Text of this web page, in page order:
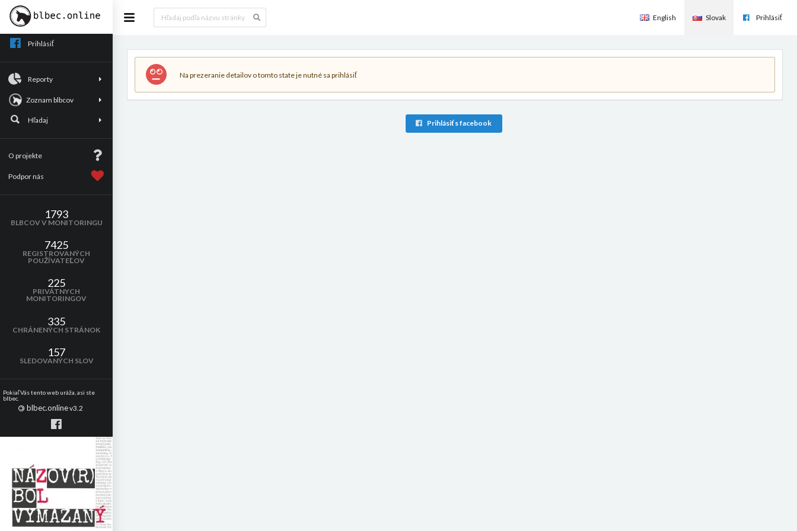
Prihlásiť
Reporty
Zoznam blbcov
Hľadaj
O projekte
Podpor nás
1793
BLBCOV V MONITORINGU
7425
REGISTROVANÝCH
POUŽÍVATEĽOV
225
PRIVÁTNYCH
MONITORINGOV
335
CHRÁNENÝCH STRÁNOK
157
SLEDOVANÝCH SLOV
Pokiaľ Vás tento web uráža, asi ste
blbec.
© blbec.onlinev3.2
English Slovak Prihlásiť
Na prezeranie detailov o tomto state je nutné sa prihlásiť
Prihlásiť s facebook